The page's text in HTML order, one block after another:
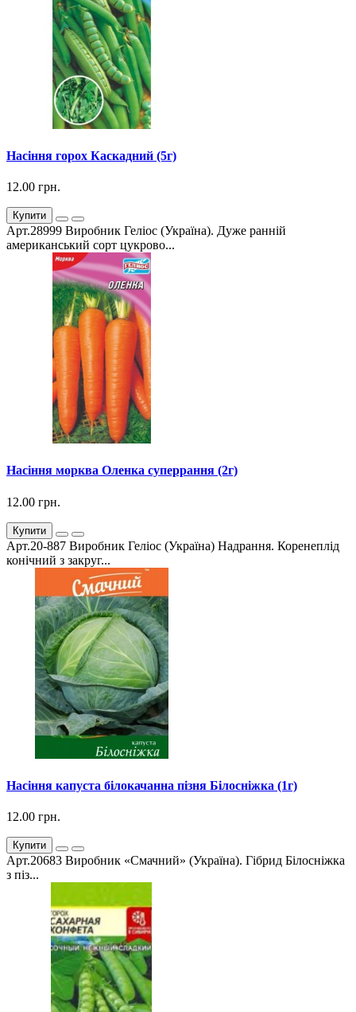
Насіння горох Каскадний (5г)
12.00 грн.
Купити
Арт.28999 Виробник Геліос (Україна). Дуже ранній
американський сорт цукрово...
Насіння морква Оленка суперрання (2г)
12.00 грн.
Купити
Арт.20-887 Виробник Геліос (Україна) Надрання. Коренеплід
конічний з закруг...
Насіння капуста білокачанна пізня Білосніжка (1г)
12.00 грн.
Купити
Арт.20683 Виробник «Смачний» (Україна). Гібрид Білосніжка
з піз...